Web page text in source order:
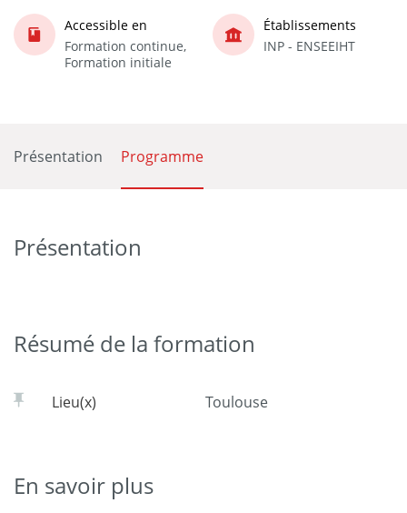
Accessible en
Formation continue,
Formation initiale
Établissements
INP - ENSEEIHT
Présentation Programme
Présentation
Résumé de la formation
Lieu(x) Toulouse
En savoir plus